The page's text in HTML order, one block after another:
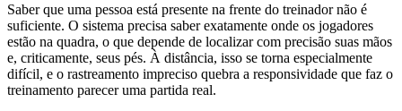
Saber que uma pessoa está presente na frente do treinador não é
suficiente. O sistema precisa saber exatamente onde os jogadores
estão na quadra, o que depende de localizar com precisão suas mãos
e, criticamente, seus pés. À distância, isso se torna especialmente
difícil, e o rastreamento impreciso quebra a responsividade que faz o
treinamento parecer uma partida real.